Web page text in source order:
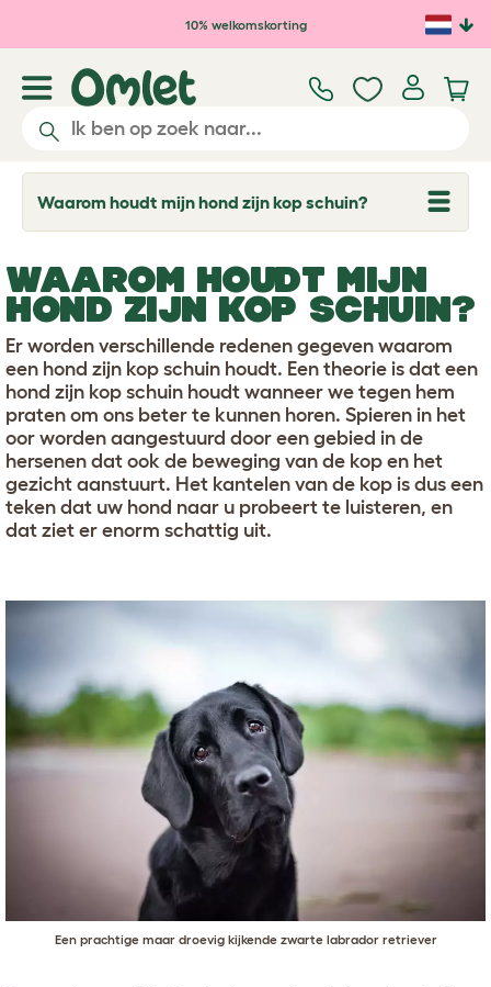
Ga naar de hoofdinhoud
10% welkomskorting
Waarom houdt mijn hond zijn kop schuin?
T
o
l
e
d
o
p
d
o
w
n
WAAROM HOUDT MIJN
HOND ZIJN KOP SCHUIN?
Er worden verschillende redenen gegeven waarom
een hond zijn kop schuin houdt. Een theorie is dat een
hond zijn kop schuin houdt wanneer we tegen hem
praten om ons beter te kunnen horen. Spieren in het
oor worden aangestuurd door een gebied in de
hersenen dat ook de beweging van de kop en het
gezicht aanstuurt. Het kantelen van de kop is dus een
teken dat uw hond naar u probeert te luisteren, en
dat ziet er enorm schattig uit.
Een prachtige maar droevig kijkende zwarte labrador retriever